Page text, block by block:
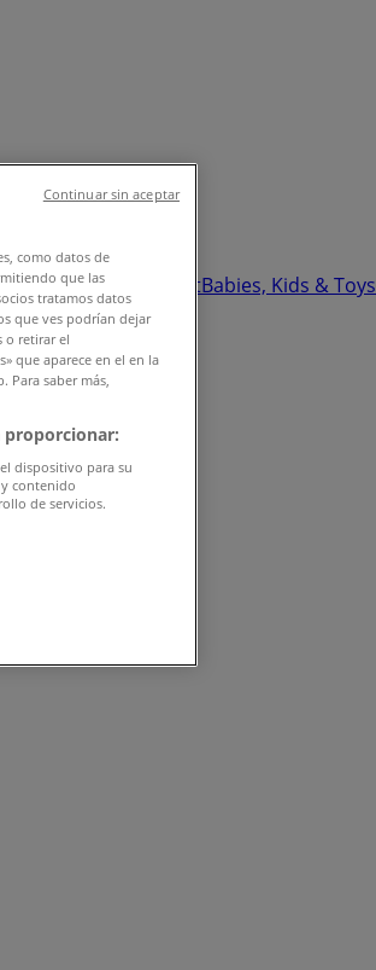
Health & Beauty SportBabies, Kids & Toys
como datos de
que las
tratamos datos
que ves podrían dejar
o retirar el
que aparece en el en la
saber más,
proporcionar:
dispositivo para su
contenido
de servicios.
Continuar sin aceptar